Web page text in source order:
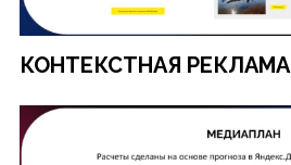
КОНТЕКСТНАЯ РЕКЛАМА